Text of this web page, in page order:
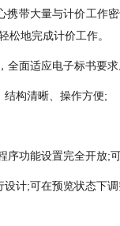
带大量与计价工作密
松地完成计价工作。
面适应电子标书要求
构清晰、操作方便;
功能设置完全开放;
计;可在预览状态下调